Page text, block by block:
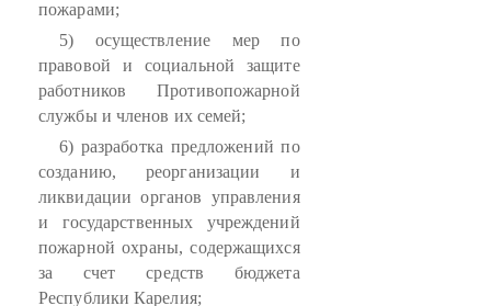
пожарами;
5) осуществление мер по
правовой и социальной защите
работников Противопожарной
службы и членов их семей;
6) разработка предложений по
созданию, реорганизации и
ликвидации органов управления
и государственных учреждений
пожарной охраны, содержащихся
за счет средств бюджета
Республики Карелия;